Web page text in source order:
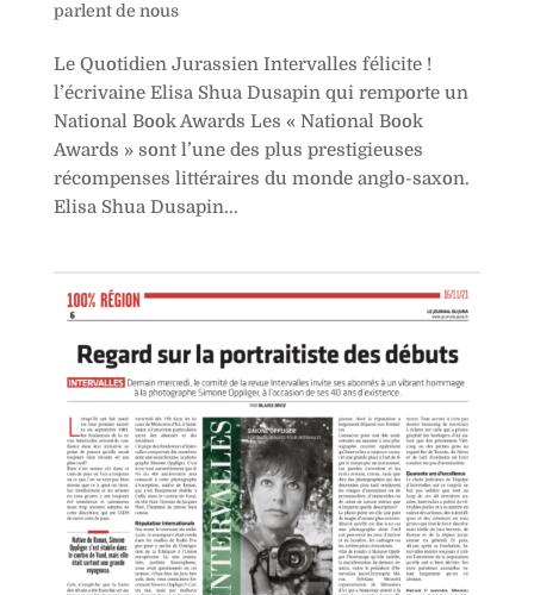
parlent de nous
Le Quotidien Jurassien Intervalles félicite !
l’écrivaine Elisa Shua Dusapin qui remporte un
National Book Awards Les « National Book
Awards » sont l’une des plus prestigieuses
récompenses littéraires du monde anglo-saxon.
Elisa Shua Dusapin...